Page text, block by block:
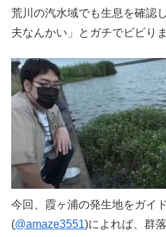
荒川の汽水域でも生息を確認
夫なんかい」とガチでビビりま
今回、霞ヶ浦の発生地をガイ
(@amaze3551)によれば、群